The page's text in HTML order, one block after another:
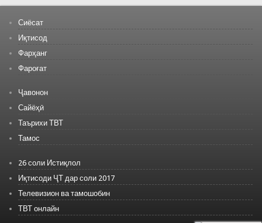
Сиёсат
Иқтисод
Фарҳанг
Фароғат
Ҷавонон
Сайёҳӣ
Таърихи ТВТ
Тамос
26 соли Истиқлол
Иқтисоди ҶТ дар соли 2017
Телевизион ва тамошобин
ТВТ онлайн